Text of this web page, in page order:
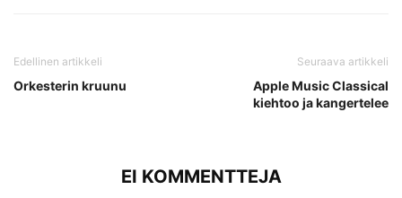
Edellinen artikkeli
Orkesterin kruunu
Seuraava artikkeli
Apple Music Classical
kiehtoo ja kangertelee
EI KOMMENTTEJA